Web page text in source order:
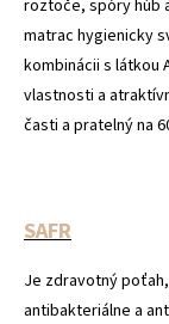
roztoče, spóry húb
matrac hygienicky
kombinácii s látkou
vlastnosti a
časti a pratelný na
SAFR
Je zdravotný
antibakteriálne a